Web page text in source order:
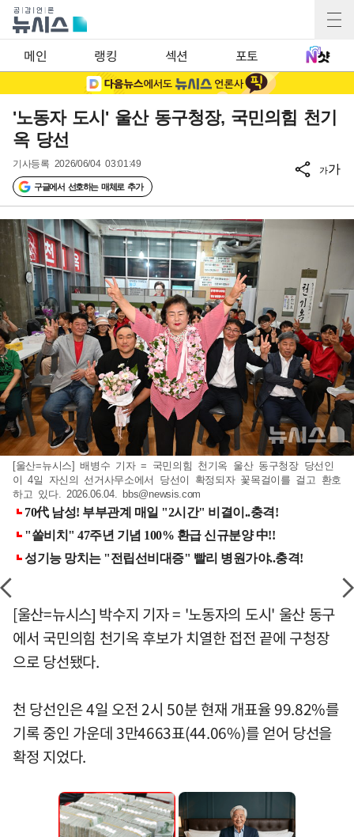
메인 랭킹 섹션 포토
'노동자 도시' 울산 동구청장, 국민의힘 천기
옥 당선
기사등록 2026/06/04 03:01:49
구글에서 선호하는 매체로 추가
가가
[울산=뉴시스] 배병수 기자 = 국민의힘 천기옥 울산 동구청장 당선인
이 4일 자신의 선거사무소에서 당선이 확정되자 꽃목걸이를 걸고 환호
하고 있다. 2026.06.04. bbs@newsis.com
[울산=뉴시스] 박수지 기자 = '노동자의 도시' 울산 동구
에서 국민의힘 천기옥 후보가 치열한 접전 끝에 구청장
으로 당선됐다.
천 당선인은 4일 오전 2시 50분 현재 개표율 99.82%를
기록 중인 가운데 3만4663표(44.06%)를 얻어 당선을
확정 지었다.